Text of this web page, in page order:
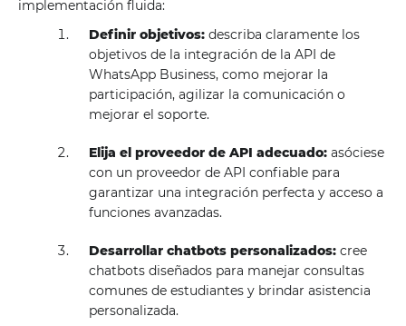
implementación fluida:
Definir objetivos: describa claramente los
objetivos de la integración de la API de
WhatsApp Business, como mejorar la
participación, agilizar la comunicación o
mejorar el soporte.
Elija el proveedor de API adecuado: asóciese
con un proveedor de API confiable para
garantizar una integración perfecta y acceso a
funciones avanzadas.
Desarrollar chatbots personalizados: cree
chatbots diseñados para manejar consultas
comunes de estudiantes y brindar asistencia
personalizada.